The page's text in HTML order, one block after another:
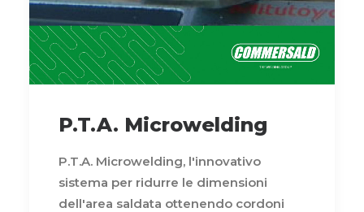
P.T.A. Microwelding
P.T.A. Microwelding, l'innovativo
sistema per ridurre le dimensioni
dell'area saldata ottenendo cordoni